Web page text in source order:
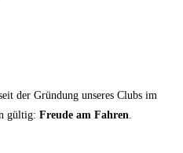
der Gründung unseres Clubs im
gültig: Freude am Fahren.